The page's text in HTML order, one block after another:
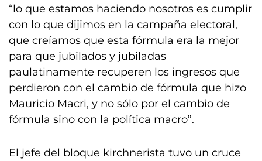
“lo que estamos haciendo nosotros es cumplir
con lo que dijimos en la campaña electoral,
que creíamos que esta fórmula era la mejor
para que jubilados y jubiladas
paulatinamente recuperen los ingresos que
perdieron con el cambio de fórmula que hizo
Mauricio Macri, y no sólo por el cambio de
fórmula sino con la política macro”.
El jefe del bloque kirchnerista tuvo un cruce